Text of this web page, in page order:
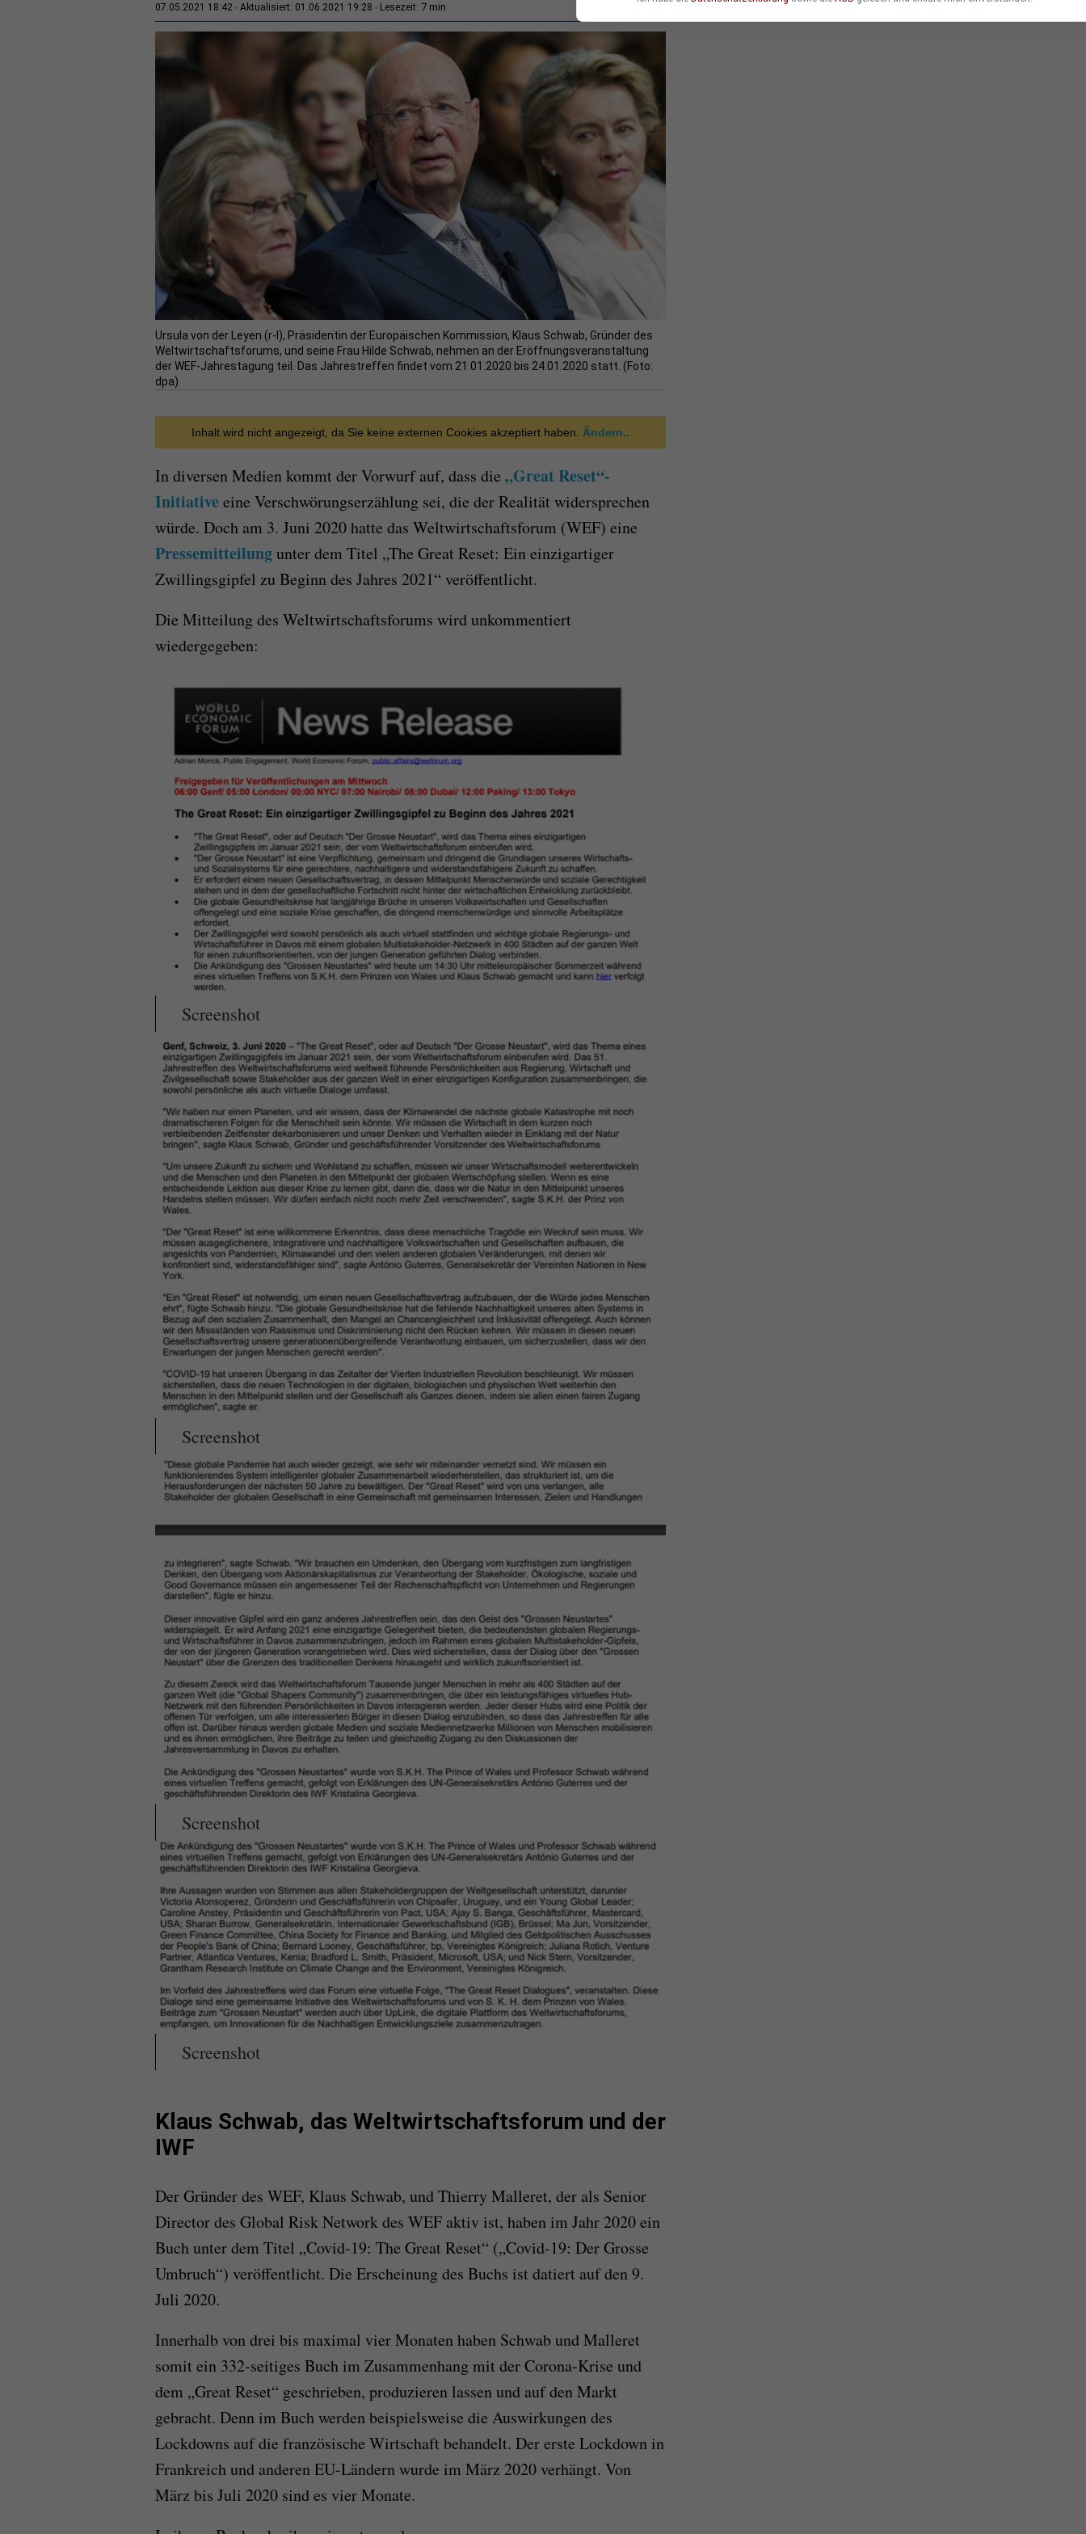
07.05.2021 18:42 Aktualisiert: 01.06.2021 19:28 Lesezeit: 7 min
Ursula von der Leyen (r-l), Präsidentin der Europäischen Kommission, Klaus Schwab, Gründer des
Weltwirtschaftsforums, und seine Frau Hilde Schwab, nehmen an der Eröffnungsveranstaltung
der WEF-Jahrestagung teil. Das Jahrestreffen findet vom 21.01.2020 bis 24.01.2020 statt. (Foto:
dpa)
Inhalt wird nicht angezeigt, da Sie keine externen Cookies akzeptiert haben. Ändern..
In diversen Medien kommt der Vorwurf auf, dass die „Great Reset“-
Initiativeeine Verschwörungserzählung sei, die der Realität widersprechen
würde. Doch am 3. Juni 2020 hatte das Weltwirtschaftsforum (WEF) eine
Pressemitteilungunter dem Titel „The Great Reset: Ein einzigartiger
Zwillingsgipfel zu Beginn des Jahres 2021“ veröffentlicht.
Die Mitteilung des Weltwirtschaftsforums wird unkommentiert
wiedergegeben:
Screenshot
Screenshot
Screenshot
Screenshot
Klaus Schwab, das Weltwirtschaftsforum und der
IWF
Der Gründer des WEF, Klaus Schwab, und Thierry Malleret, der als Senior
Director des Global Risk Network des WEF aktiv ist, haben im Jahr 2020 ein
Buch unter dem Titel „Covid-19: The Great Reset“ („Covid-19: Der Grosse
Umbruch“) veröffentlicht. Die Erscheinung des Buchs ist datiert auf den 9.
Juli 2020.
Innerhalb von drei bis maximal vier Monaten haben Schwab und Malleret
somit ein 332-seitiges Buch im Zusammenhang mit der Corona-Krise und
dem „Great Reset“ geschrieben, produzieren lassen und auf den Markt
gebracht. Denn im Buch werden beispielsweise die Auswirkungen des
Lockdowns auf die französische Wirtschaft behandelt. Der erste Lockdown in
Frankreich und anderen EU-Ländern wurde im März 2020 verhängt. Von
März bis Juli 2020 sind es vier Monate.